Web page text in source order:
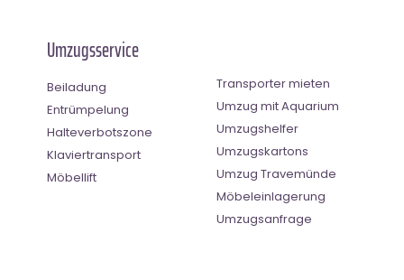
Umzugsservice
Beiladung
Entrümpelung
Halteverbotszone
Klaviertransport
Möbellift
Transporter mieten
Umzug mit Aquarium
Umzugshelfer
Umzugskartons
Umzug Travemünde
Möbeleinlagerung
Umzugsanfrage